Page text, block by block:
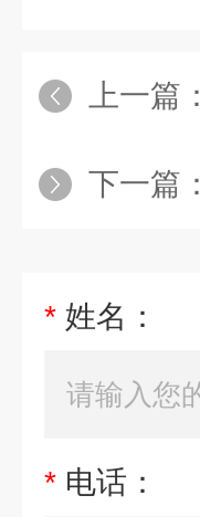
上一篇：
下一篇：
* 姓名：
* 电话：